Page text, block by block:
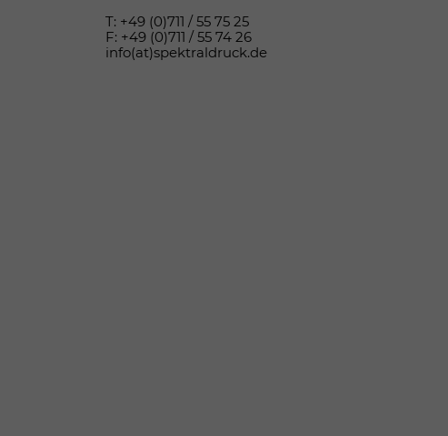
T: +49 (0)711 / 55 75 25
F: +49 (0)711 / 55 74 26
info(at)spektraldruck.de